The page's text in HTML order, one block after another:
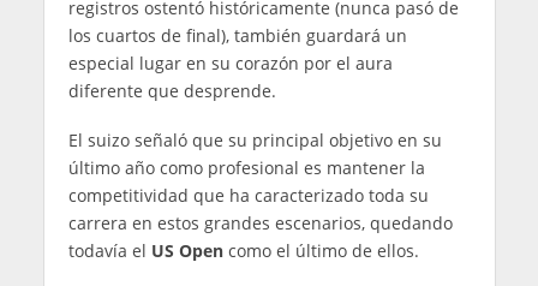
registros ostentó históricamente (nunca pasó de
los cuartos de final), también guardará un
especial lugar en su corazón por el aura
diferente que desprende.
El suizo señaló que su principal objetivo en su
último año como profesional es mantener la
competitividad que ha caracterizado toda su
carrera en estos grandes escenarios, quedando
todavía el US Opencomo el último de ellos.